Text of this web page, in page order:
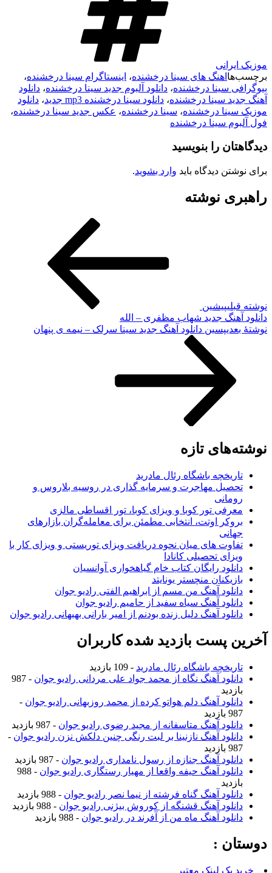
موزیک ایرانی
برچسب‌ها اهنگ های سینا درخشنده، اینستاگرام سینا درخشنده،
بیوگرافی سینا درخشنده، دانلود آلبوم جدید سینا درخشنده، دانلود
آهنگ جدید سینا درخشنده، دانلود سینا درخشنده mp3 جدید ، دانلود
موزیک سینا درخشنده، سینا درخشنده، عکس جدید سینا درخشنده،
فول آلبوم سینا درخشنده
دیدگاهتان را بنویسید
برای نوشتن دیدگاه باید وارد بشوید.
راهبری نوشته
نوشته قبلیپیشین
دانلود آهنگ جدید شهاب مظفری – الله
نوشته‌ٔ بعدیپسین دانلود آهنگ جدید سینا سرلک – نیمه ی پنهان
نوشته‌های تازه
تاریخچه باشگاه رئال مادرید
تحصیل مهاجرت و سرمایه گذاری در روسیه بلاروس و
رومانی
معرفی تور کوبا و ویزای کوبا، تور اقساطی مالزی
بروکر اوتت، انتخابی مطمئن برای معامله‌گران بازارهای
جهانی
تفاوت های میان نحوه دریافت ویزای توریستی و ویزای کار با
ویزای تحصیلی کانادا
دانلود رایگان کتاب خام گیاهخواری آوانسیان
بازیکنان منچستر یونایتد
دانلود آهنگ من مسم از ابراهیم الفتی رادیو جوان
دانلود آهنگ سیاه سفید از حامیم رادیو جوان
دانلود آهنگ دلیل زنده بودنم از امیر بارانی بهبهانی رادیو جوان
آخرین پست بازدید شده کاربران
تاریخچه باشگاه رئال مادرید - 109 بازدید
دانلود آهنگ نگاه از محمد جواد علی مردانی رادیو جوان
- 987
بازدید
دانلود آهنگ دلم هواتو کرده از محمد روزبهانی رادیو جوان -
987 بازدید
دانلود آهنگ متاسفانه از مجید رضوی رادیو جوان - 987 بازدید
دانلود آهنگ نازنینا بر لبت رنگی چنین دلکش نزن رادیو جوان -
987 بازدید
دانلود آهنگ جنازه از رسول نامداری رادیو جوان - 987 بازدید
دانلود آهنگ حیفه واقعا از مهیار رستگاری رادیو جوان
- 988
بازدید
دانلود آهنگ گناه فرشته از نیما نصر رادیو جوان - 988 بازدید
دانلود آهنگ قشنگه از کوروش بیژنی رادیو جوان - 988 بازدید
دانلود آهنگ ماه من از آفرند در رادیو جوان - 988 بازدید
دوستان :
خرید بک لینک معتبر